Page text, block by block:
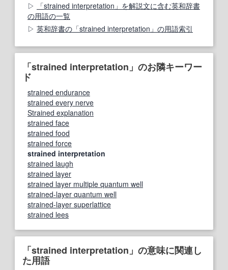
「strained interpretation」を解説文に含む英和辞書
の用語の一覧
英和辞書の「strained interpretation」の用語索引
「strained interpretation」のお隣キーワー
ド
strained endurance
strained every nerve
Strained explanation
strained face
strained food
strained force
strained interpretation
strained laugh
strained layer
strained layer multiple quantum well
strained-layer quantum well
strained-layer superlattice
strained lees
「strained interpretation」の意味に関連し
た用語